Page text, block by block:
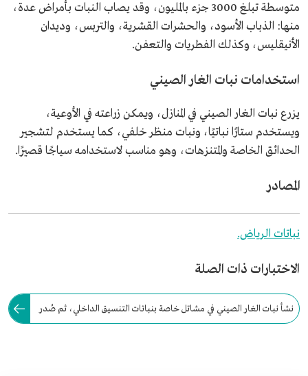
متوسطة تبلغ 3000 جزء بالمليون، وقد يصاب النبات بأمراض عدة،
منها: الذباب الأسود، والحشرات القشرية، والتربس، وديدان
الأنيقليس، وكذلك الفطريات والتعفن.
استخدامات نبات الغار الصيني
يزرع نبات الغار الصيني في المنازل، ويمكن زراعته في الأوعية،
ويستخدم ستارًا نباتيًا، ونبات منظر خلفي، كما يستخدم لتشجير
الحدائق الخاصة والمتنزهات، وهو مناسب لاستخدامه سياجًا قصيرًا.
المصادر
نباتات الرياض.
الاختبارات ذات الصلة
نشأ نبات الغار الصيني في مشاتل خاصة بنباتات التنسيق الداخلي، ثم صُدر